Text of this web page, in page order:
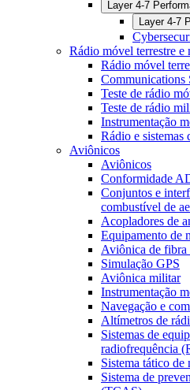
Layer 4-7
Layer 4-7
Rádio móvel terrestre e
Rádio móvel
Communications
Teste de rádio
Teste de rádio
Instrumentação
Rádio e
Aviônicos
Aviônicos
Conformidade
Conjuntos e
combustível de
Acopladores de
Equipamento de
Aviônica de fibra
Simulação GPS
Aviônica militar
Instrumentação
Navegação e
Altímetros de
Sistemas de
radiofrequência
Sistema tático
Sistema de